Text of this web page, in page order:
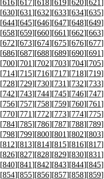
[616][617][618][619][620][621
[630][631][632][633][634][635
[644][645][646][647][648][649
[658][659][660][661][662][663
[672][673][674][675][676][677
[686][687][688][689][690][691
[700][701][702][703][704][705
[714][715][716][717][718][719
[728][729][730][731][732][733
[742][743][744][745][746][747
[756][757][758][759][760][761
[770][771][772][773][774][775
[784][785][786][787][788][789
[798][799][800][801][802][803
[812][813][814][815][816][817
[826][827][828][829][830][831
[840][841][842][843][844][845
[854][855][856][857][858][859